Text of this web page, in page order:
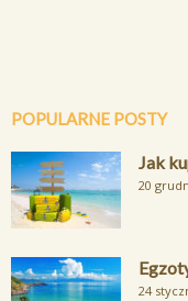
POPULARNE POSTY
Jak
20
24